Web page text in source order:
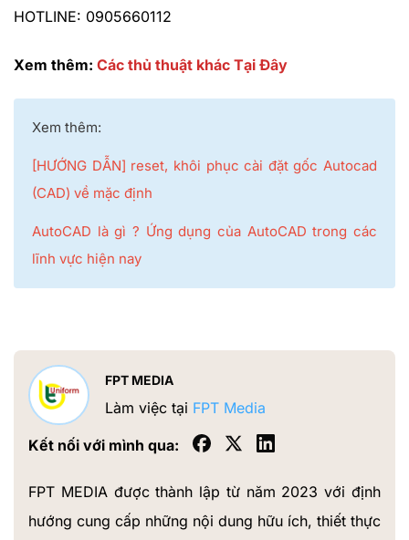
HOTLINE: 0905660112
Xem thêm: Các thủ thuật khác Tại Đây
Xem thêm:
[HƯỚNG DẪN] reset, khôi phục cài đặt gốc Autocad
(CAD) về mặc định
AutoCAD là gì ? Ứng dụng của AutoCAD trong các
lĩnh vực hiện nay
FPT MEDIA
Làm việc tại FPT Media
Kết nối với mình qua:
FPT MEDIA được thành lập từ năm 2023 với định
hướng cung cấp những nội dung hữu ích, thiết thực